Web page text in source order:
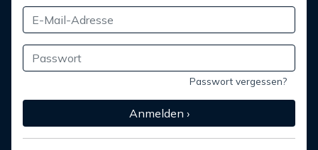
Passwort vergessen?
Anmelden ›